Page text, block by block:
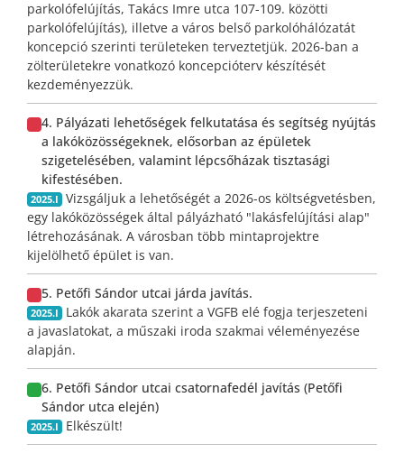
parkolófelújítás, Takács Imre utca 107-109. közötti
parkolófelújítás), illetve a város belső parkolóhálózatát
koncepció szerinti területeken terveztetjük. 2026-ban a
zölterületekre vonatkozó koncepcióterv készítését
kezdeményezzük.
4. Pályázati lehetőségek felkutatása és segítség nyújtás
a lakóközösségeknek, elősorban az épületek
szigetelésében, valamint lépcsőházak tisztasági
kifestésében.
2025.I
Vizsgáljuk a lehetőségét a 2026-os költségvetésben,
egy lakóközösségek által pályázható "lakásfelújítási alap"
létrehozásának. A városban több mintaprojektre
kijelölhető épület is van.
5. Petőfi Sándor utcai járda javítás.
2025.I
Lakók akarata szerint a VGFB elé fogja terjeszeteni
a javaslatokat, a műszaki iroda szakmai véleményezése
alapján.
6. Petőfi Sándor utcai csatornafedél javítás (Petőfi
Sándor utca elején)
2025.I Elkészült!